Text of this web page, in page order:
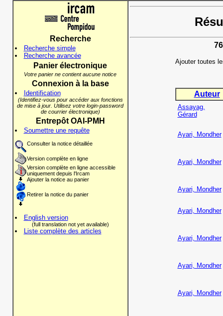
Recherche
Recherche simple
Recherche avancée
Panier électronique
Votre panier ne contient aucune notice
Connexion à la base
Identification
(Identifiez-vous pour accéder aux fonctions
de mise à jour. Utilisez votre login-password
de courrier électronique)
Entrepôt OAI-PMH
Soumettre une requête
Consulter la notice détaillée
Version complète en ligne
Version complète en ligne accessible
uniquement depuis l'Ircam
Ajouter la notice au panier
Retirer la notice du panier
English version
(full translation not yet available)
Liste complète des articles
Ajouter toutes
Auteur
Assayag,
Gérard
Ayari, Mondher
Ayari, Mondher
Ayari, Mondher
Ayari, Mondher
Ayari, Mondher
Ayari, Mondher
Ayari, Mondher